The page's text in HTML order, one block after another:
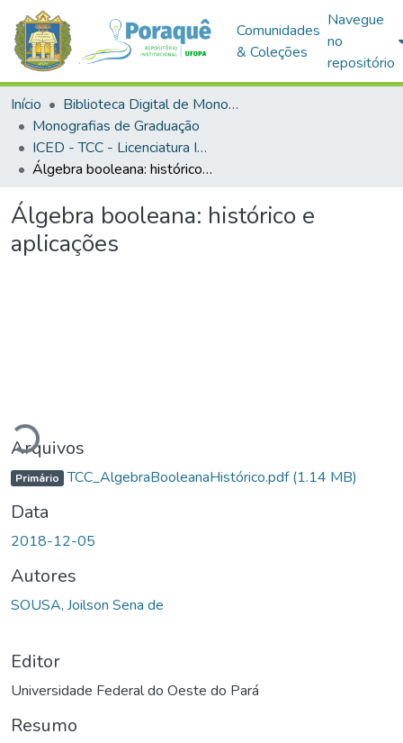
Comunidades
& Coleções
Navegue
no
repositório
Início
Biblioteca Digital de Monografias (BDM)
Monografias de Graduação
ICED - TCC - Licenciatura Integrada em Matemática e Física
Álgebra booleana: histórico e aplicações
Álgebra booleana: histórico e
aplicações
Carregando...
Arquivos
Primário TCC_AlgebraBooleanaHistórico.pdf(1.14 MB)
Data
2018-12-05
Autores
SOUSA, Joilson Sena de
Editor
Universidade Federal do Oeste do Pará
Resumo